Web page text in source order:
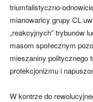
triumfalistyczno-
mianowańcy grupy CL
„reakcyjnych” trybunów
masom społecznym
mieszaniny politycznego
protekcjonizmu i
W kontrze do